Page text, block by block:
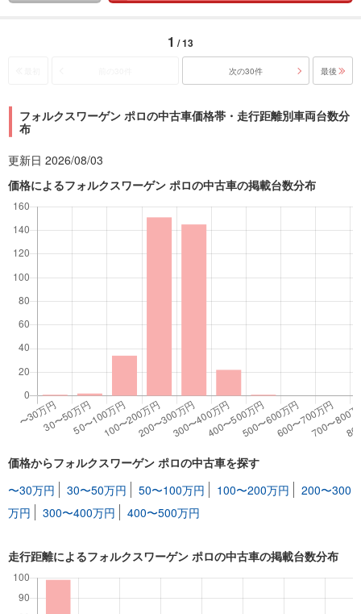
1 / 13
次の30件 最後
フォルクスワーゲン ポロの中古車価格帯・走行距離別車両台数分
布
更新日 2026/08/03
価格によるフォルクスワーゲン ポロの中古車の掲載台数分布
価格からフォルクスワーゲン ポロの中古車を探す
〜30万円
30〜50万円 50〜100万円 100〜200万円
200〜300
万円
300〜400万円 400〜500万円
走行距離によるフォルクスワーゲン ポロの中古車の掲載台数分布